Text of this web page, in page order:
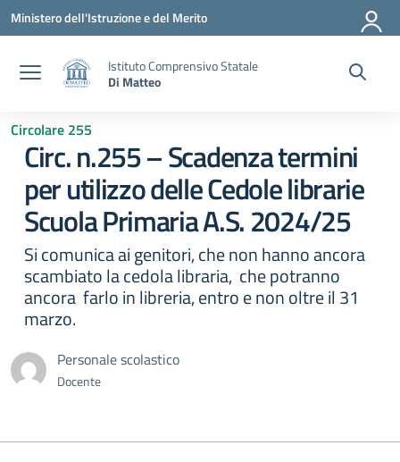
Vai ai contenuti
Vai al menu di navigazione
Vai al footer
Ministero dell'Istruzione e del Merito
Istituto Comprensivo Statale
Di Matteo
Circolare 255
Circ. n.255 – Scadenza termini
per utilizzo delle Cedole librarie
Scuola Primaria A.S. 2024/25
Si comunica ai genitori, che non hanno ancora
scambiato la cedola libraria, che potranno
ancora farlo in libreria, entro e non oltre il 31
marzo.
Personale scolastico
Docente